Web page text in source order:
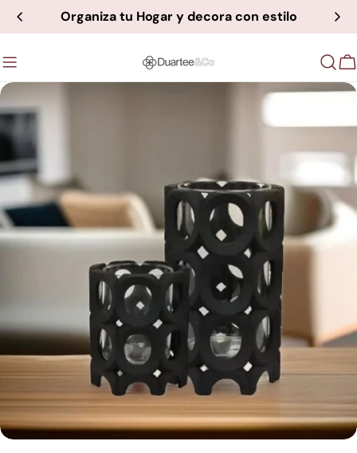
saltar
al
Organiza tu Hogar y decora con estilo
Saltar
a
información
producto
medios 0 en modal